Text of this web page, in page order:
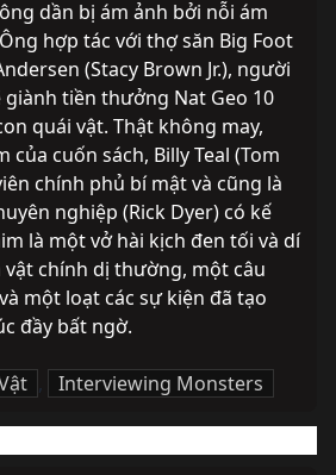
dần bị ám ảnh bởi nỗi ám
hợp tác với thợ săn Big Foot
(Stacy Brown Jr.), người
tiền thưởng Nat Geo 10
quái vật. Thật không may,
của cuốn sách, Billy Teal (Tom
chính phủ bí mật và cũng là
nghiệp (Rick Dyer) có kế
là một vở hài kịch đen tối và dí
chính dị thường, một câu
một loạt các sự kiện đã tạo
đầy bất ngờ.
, Interviewing Monsters